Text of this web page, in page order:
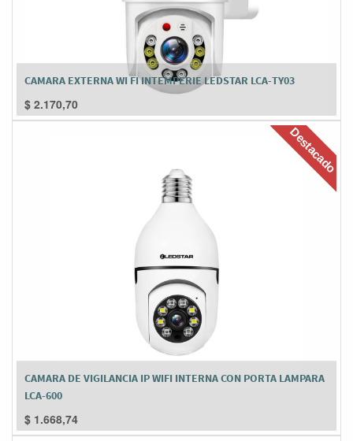
CAMARA EXTERNA WI FI INTEMPERIE LEDSTAR LCA-TY03
$ 2.170,70
Destacado
CAMARA DE VIGILANCIA IP WIFI INTERNA CON PORTA LAMPARA
LCA-600
$ 1.668,74